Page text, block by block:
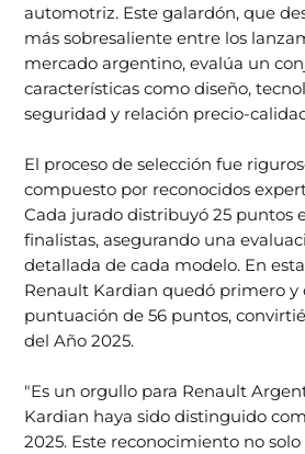
automotriz. Este galardón, que
más sobresaliente entre los
mercado argentino, evalúa un
características como diseño,
seguridad y relación precio-
El proceso de selección fue
compuesto por reconocidos
Cada jurado distribuyó 25 puntos
finalistas, asegurando una
detallada de cada modelo. En
Renault Kardian quedó primero y
puntuación de 56 puntos,
del Año 2025.
"Es un orgullo para Renault
Kardian haya sido distinguido
2025. Este reconocimiento no